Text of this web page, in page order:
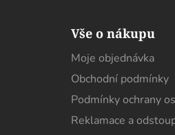
Vše o nákupu
Moje objednávka
Obchodní podmínky
Podmínky ochrany
Reklamace a